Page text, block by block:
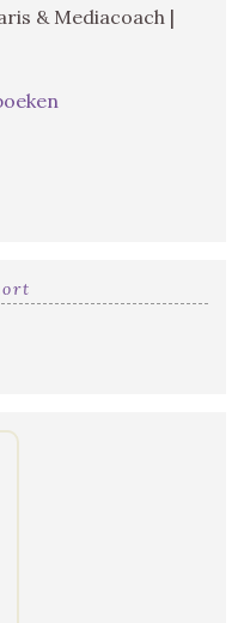
& Mediacoach |